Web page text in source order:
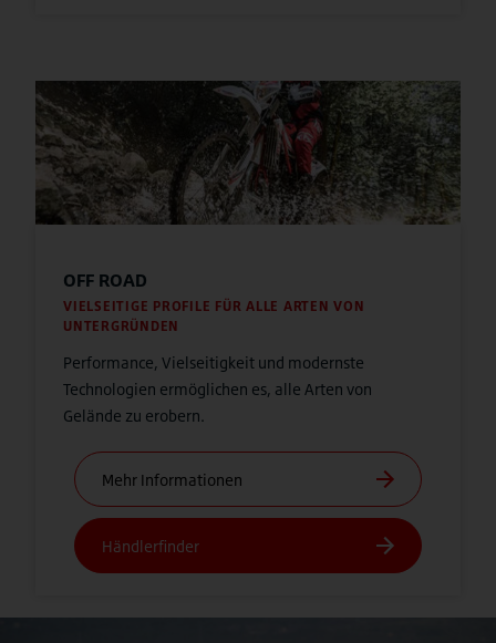
OFF ROAD
VIELSEITIGE PROFILE FÜR ALLE ARTEN VON
UNTERGRÜNDEN
Performance, Vielseitigkeit und modernste
Technologien ermöglichen es, alle Arten von
Gelände zu erobern.